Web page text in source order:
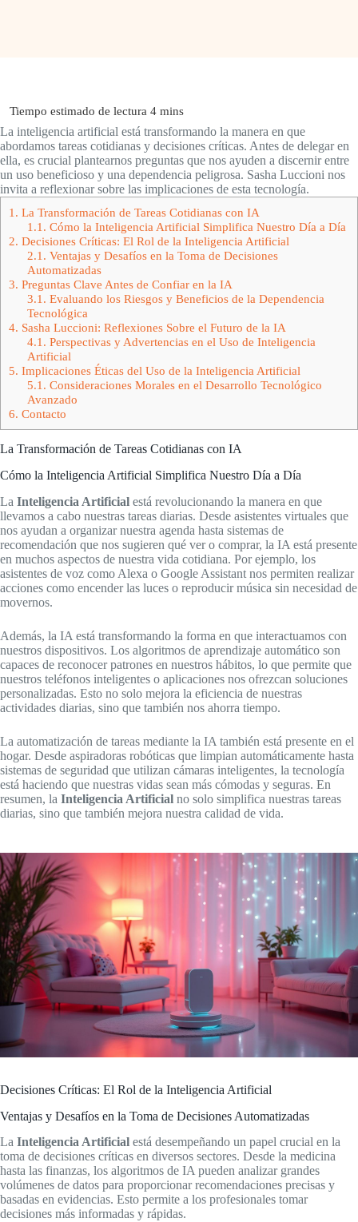
La inteligencia artificial está transformando la manera en que
abordamos tareas cotidianas y decisiones críticas. Antes de delegar en
ella, es crucial plantearnos preguntas que nos ayuden a discernir entre
un uso beneficioso y una dependencia peligrosa. Sasha Luccioni nos
invita a reflexionar sobre las implicaciones de esta tecnología.
1. La Transformación de Tareas Cotidianas con IA
1.1. Cómo la Inteligencia Artificial Simplifica Nuestro Día a Día
2. Decisiones Críticas: El Rol de la Inteligencia Artificial
2.1. Ventajas y Desafíos en la Toma de Decisiones
Automatizadas
3. Preguntas Clave Antes de Confiar en la IA
3.1. Evaluando los Riesgos y Beneficios de la Dependencia
Tecnológica
4. Sasha Luccioni: Reflexiones Sobre el Futuro de la IA
4.1. Perspectivas y Advertencias en el Uso de Inteligencia
Artificial
5. Implicaciones Éticas del Uso de la Inteligencia Artificial
5.1. Consideraciones Morales en el Desarrollo Tecnológico
Avanzado
6. Contacto
La Transformación de Tareas Cotidianas con IA
Cómo la Inteligencia Artificial Simplifica Nuestro Día a Día
La Inteligencia Artificial está revolucionando la manera en que
llevamos a cabo nuestras tareas diarias. Desde asistentes virtuales que
nos ayudan a organizar nuestra agenda hasta sistemas de
recomendación que nos sugieren qué ver o comprar, la IA está presente
en muchos aspectos de nuestra vida cotidiana. Por ejemplo, los
asistentes de voz como Alexa o Google Assistant nos permiten realizar
acciones como encender las luces o reproducir música sin necesidad de
movernos.
Además, la IA está transformando la forma en que interactuamos con
nuestros dispositivos. Los algoritmos de aprendizaje automático son
capaces de reconocer patrones en nuestros hábitos, lo que permite que
nuestros teléfonos inteligentes o aplicaciones nos ofrezcan soluciones
personalizadas. Esto no solo mejora la eficiencia de nuestras
actividades diarias, sino que también nos ahorra tiempo.
La automatización de tareas mediante la IA también está presente en el
hogar. Desde aspiradoras robóticas que limpian automáticamente hasta
sistemas de seguridad que utilizan cámaras inteligentes, la tecnología
está haciendo que nuestras vidas sean más cómodas y seguras. En
resumen, la Inteligencia Artificial no solo simplifica nuestras tareas
diarias, sino que también mejora nuestra calidad de vida.
Decisiones Críticas: El Rol de la Inteligencia Artificial
Ventajas y Desafíos en la Toma de Decisiones Automatizadas
La Inteligencia Artificial está desempeñando un papel crucial en la
toma de decisiones críticas en diversos sectores. Desde la medicina
hasta las finanzas, los algoritmos de IA pueden analizar grandes
volúmenes de datos para proporcionar recomendaciones precisas y
basadas en evidencias. Esto permite a los profesionales tomar
decisiones más informadas y rápidas.